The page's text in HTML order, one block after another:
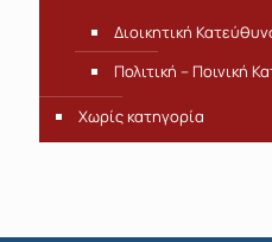
Διοικητική
Πολιτική – Ποινική
Χωρίς κατηγορία